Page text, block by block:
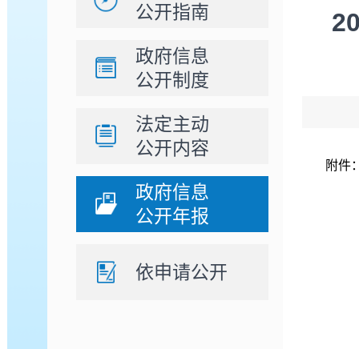
公开指南
政府信息
公开制度
法定主动
公开内容
政府信息
公开年报
依申请公开
附件